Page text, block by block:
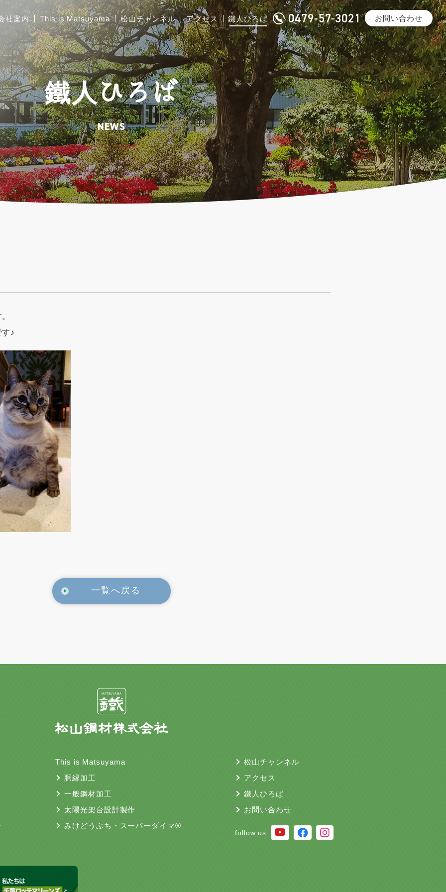
社案内
ご挨拶 沿革
会社概要 メディア掲載
工場および関連施設のご紹介
This is Matsuyama
胴縁加工 一般鋼材加工
太陽光架台設計製作
みけどうぶち・スーパーダイマ
®
松山チャンネル アクセス 鐵人ひろば 0479-57-3021 お問い合わせ
鐵人ひろば
NEWS
♪
一覧へ戻る
This is Matsuyama
胴縁加工
一般鋼材加工
太陽光架台設計製作
みけどうぶち・スーパーダイマ®
松山チャンネル
アクセス
鐵人ひろば
お問い合わせ
follow us